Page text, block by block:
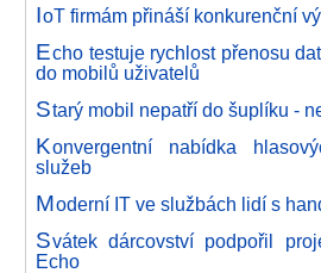
IoT firmám přináší konkurenční
Echo testuje rychlost přenosu
do mobilů uživatelů
Starý mobil nepatří do šuplíku -
Konvergentní nabídka
služeb
Moderní IT ve službách lidí s
Svátek dárcovství podpořil
Echo